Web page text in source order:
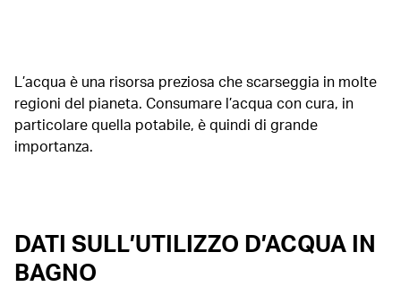
L’acqua è una risorsa preziosa che scarseggia in molte
regioni del pianeta. Consumare l’acqua con cura, in
particolare quella potabile, è quindi di grande
importanza.
DATI SULL’UTILIZZO D’ACQUA IN
BAGNO